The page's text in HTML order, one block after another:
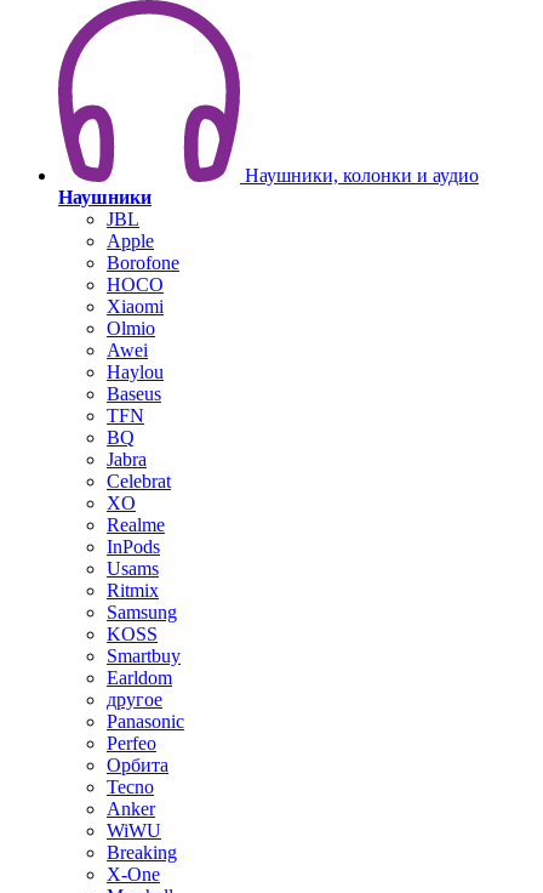
Наушники, колонки и аудио
Наушники
JBL
Apple
Borofone
HOCO
Xiaomi
Olmio
Awei
Haylou
Baseus
TFN
BQ
Jabra
Celebrat
XO
Realme
InPods
Usams
Ritmix
Samsung
KOSS
Smartbuy
Earldom
другое
Panasonic
Perfeo
Орбита
Tecno
Anker
WiWU
Breaking
X-One